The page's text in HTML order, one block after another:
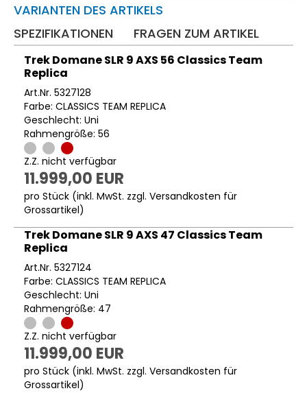
VARIANTEN DES ARTIKELS
SPEZIFIKATIONEN
FRAGEN ZUM ARTIKEL
Trek Domane SLR 9 AXS 56 Classics Team
Replica
Art.Nr. 5327128
Farbe: CLASSICS TEAM REPLICA
Geschlecht: Uni
Rahmengröße: 56
Z.Z. nicht verfügbar
11.999,00 EUR
pro Stück (inkl. MwSt. zzgl. Versandkosten für
Grossartikel)
Trek Domane SLR 9 AXS 47 Classics Team
Replica
Art.Nr. 5327124
Farbe: CLASSICS TEAM REPLICA
Geschlecht: Uni
Rahmengröße: 47
Z.Z. nicht verfügbar
11.999,00 EUR
pro Stück (inkl. MwSt. zzgl. Versandkosten für
Grossartikel)